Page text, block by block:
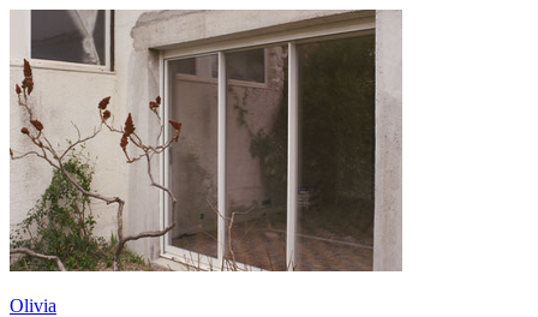
Olivia